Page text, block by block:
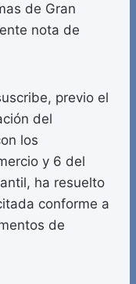
de Gran
nota de
previo el
del
los
y 6 del
ha resuelto
conforme a
de